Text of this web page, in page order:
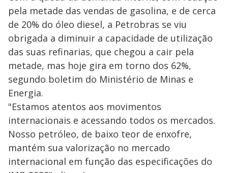
pela metade das vendas de gasolina, e de cerca
de 20% do óleo diesel, a Petrobras se viu
obrigada a diminuir a capacidade de utilização
das suas refinarias, que chegou a cair pela
metade, mas hoje gira em torno dos 62%,
segundo boletim do Ministério de Minas e
Energia.
"Estamos atentos aos movimentos
internacionais e acessando todos os mercados.
Nosso petróleo, de baixo teor de enxofre,
mantém sua valorização no mercado
internacional em função das especificações do